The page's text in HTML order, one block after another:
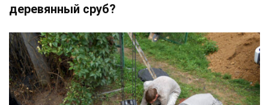
деревянный сруб?